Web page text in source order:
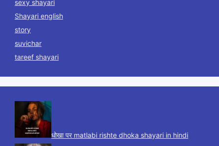
sexy shayari
Shayari english
story
suvichar
tareef shayari
धोखा पर matlabi rishte dhoka shayari in hindi